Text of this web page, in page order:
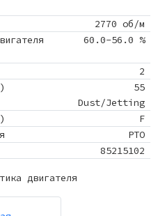
2770 об/м
60.0-56.0 %
2
55
Dust/Jetting
F
PTO
85215102
двигателя